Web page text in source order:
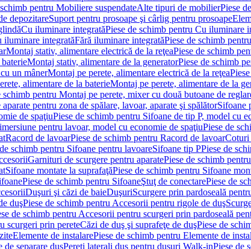
pentru Mobiliere suspendateAlte tipuri de mobilierPiese
depozitareSuport pentru prosoape şi cârlig pentru prosoape
Cu iluminare integratăPiese de schimb pentru Cu iluminare
iluminare integratăFără iluminare integratăPiese de schimb
Montaj stativ, alimentare electrică de la reţeaPiese de schimb
Montaj stativ, alimentare de la generatorPiese de schimb
un mânerMontaj pe perete, alimentare electrică de la reţea
alimentare de la baterieMontaj pe perete, alimentare de la
schimb pentru Montaj pe perete, mixer cu două butoane de
pentru zona de spălare, lavoar, aparate şi spălătorSifoane
de spaţiuPiese de schimb pentru Sifoane de tip P, model cu
pentru lavoar, model cu economie de spaţiuPiese de
Racord de lavoarPiese de schimb pentru Racord de lavoarCoturi
schimb pentru Sifoane pentru lavoareSifoane tip PPiese de
Garnituri de scurgere pentru aparatePiese de schimb
Sifoane montate la suprafaţăPiese de schimb pentru Sifoane
Piese de schimb pentru SifoaneŞtuţ de conectarePiese de
Duşuri şi căzi de baieDuşuriScurgere prin pardoseală
duşPiese de schimb pentru Accesorii pentru rigole de duş
de schimb pentru Accesorii pentru scurgeri prin pardoseală
scurgeri prin pereteCăzi de duş şi suprafeţe de duşPiese de
Elemente de instalarePiese de schimb pentru Elemente de
de separare duşPereţi laterali duş pentru duşuri Walk-inPiese de